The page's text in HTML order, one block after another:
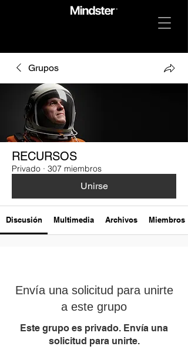
Grupos
RECURSOS
Privado · 307 miembros
Unirse
Discusión Multimedia Archivos Miembros
Envía una solicitud para unirte
a este grupo
Este grupo es privado. Envía una
solicitud para unirte.